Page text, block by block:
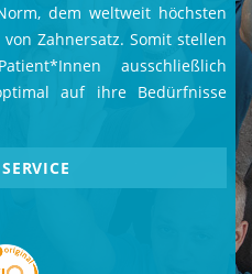
dem weltweit höchsten
Zahnersatz. Somit stellen
ausschließlich
auf ihre Bedürfnisse